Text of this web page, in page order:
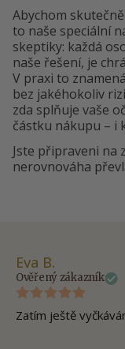
Abychom
to naše speciální
skeptiky: každá
naše řešení, je
V praxi to
bez jakéhokoliv
zda splňuje vaše
částku nákupu – i
Jste připraveni na
nerovnováha
Eva B.
Ověřený zákazník
Zatím ještě